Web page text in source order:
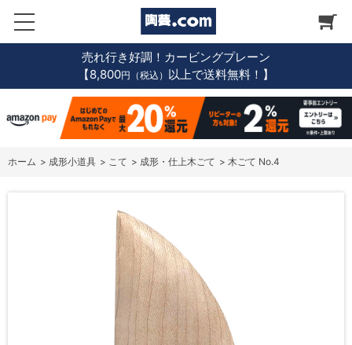
売れ行き好調！カービングプレーン
【8,800円（税込） 以上で送料無料！】
ホーム > 成形小道具 > こて > 成形・仕上木ごて > 木ごて No.4